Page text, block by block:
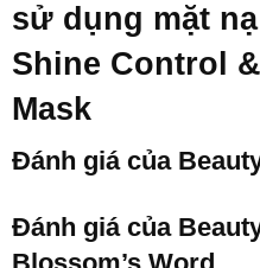
sử dụng mặt
Shine Control
Mask
Đánh giá của
Đánh giá của